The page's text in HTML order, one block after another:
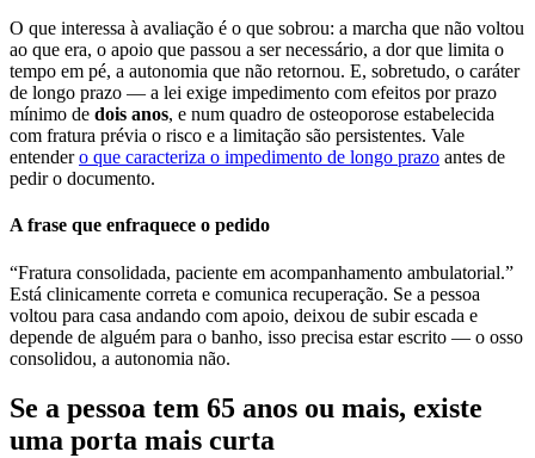
O que interessa à avaliação é o que sobrou: a marcha que não voltou
ao que era, o apoio que passou a ser necessário, a dor que limita o
tempo em pé, a autonomia que não retornou. E, sobretudo, o caráter
de longo prazo — a lei exige impedimento com efeitos por prazo
mínimo de dois anos, e num quadro de osteoporose estabelecida
com fratura prévia o risco e a limitação são persistentes. Vale
entender o que caracteriza o impedimento de longo prazo antes de
pedir o documento.
A frase que enfraquece o pedido
“Fratura consolidada, paciente em acompanhamento ambulatorial.”
Está clinicamente correta e comunica recuperação. Se a pessoa
voltou para casa andando com apoio, deixou de subir escada e
depende de alguém para o banho, isso precisa estar escrito — o osso
consolidou, a autonomia não.
Se a pessoa tem 65 anos ou mais, existe
uma porta mais curta